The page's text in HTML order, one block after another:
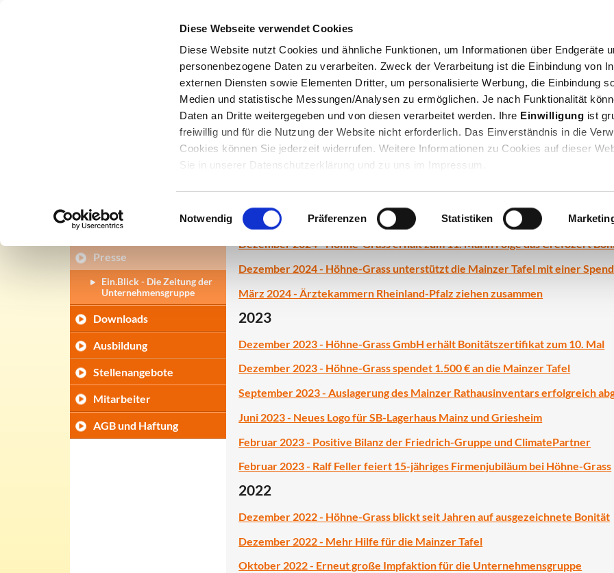
Diese Webseite verwendet Cookies
Diese Website nutzt Cookies und ähnliche Funktionen, um Informationen über Endgeräte
personenbezogene Daten zu verarbeiten. Zweck der Verarbeitung ist die Einbindung von
externen Diensten sowie Elementen Dritter, um personalisierte Werbung, die Einbindung
Medien und statistische Messungen/Analysen zu ermöglichen. Je nach Funktionalität
Daten an Dritte weitergegeben und von diesen verarbeitet werden. Ihre Einwilligung ist
freiwillig und für die Nutzung der Website nicht erforderlich. Das Einverständnis in die
Cookies können Sie jederzeit widerrufen. Weitere Informationen zu Cookies auf dieser
Sie in unserer Datenschutzerklärung und zu uns im Impressum.
Einwilligungsauswahl
Notwendig Präferenzen Statistiken
Presse
2025
Mai 2025 - Umzugslogistik im Wandel: Nachhaltigkeit als
2024
Dezember 2024 - Höhne-Grass erhält zum 11. Mal in Folge das Crefozert
Dezember 2024 - Höhne-Grass unterstützt die Mainzer Tafel mit einer
März 2024 - Ärztekammern Rheinland-Pfalz ziehen zusammen
2023
Dezember 2023 - Höhne-Grass GmbH erhält Bonitätszertifikat zum 10. Mal
Dezember 2023 - Höhne-Grass spendet 1.500 € an die Mainzer Tafel
September 2023 - Auslagerung des Mainzer Rathausinventars erfolgreich
Juni 2023 - Neues Logo für SB-Lagerhaus Mainz und Griesheim
Februar 2023 - Positive Bilanz der Friedrich-Gruppe und ClimatePartner
Februar 2023 - Ralf Feller feiert 15-jähriges Firmenjubiläum bei Höhne-Grass
2022
Dezember 2022 - Höhne-Grass blickt seit Jahren auf ausgezeichnete Bonität
Dezember 2022 - Mehr Hilfe für die Mainzer Tafel
Oktober 2022 - Erneut große Impfaktion für die Unternehmensgruppe
Firmengeschichte
Qualitätsmanagement
News
Presse
Ein.Blick - Die Zeitung der
Unternehmensgruppe
Downloads
Ausbildung
Stellenangebote
Mitarbeiter
AGB und Haftung